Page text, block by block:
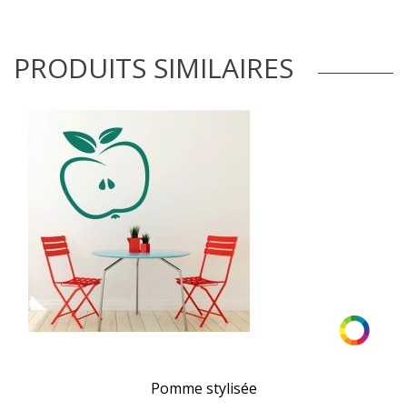
PRODUITS SIMILAIRES
Pomme stylisée